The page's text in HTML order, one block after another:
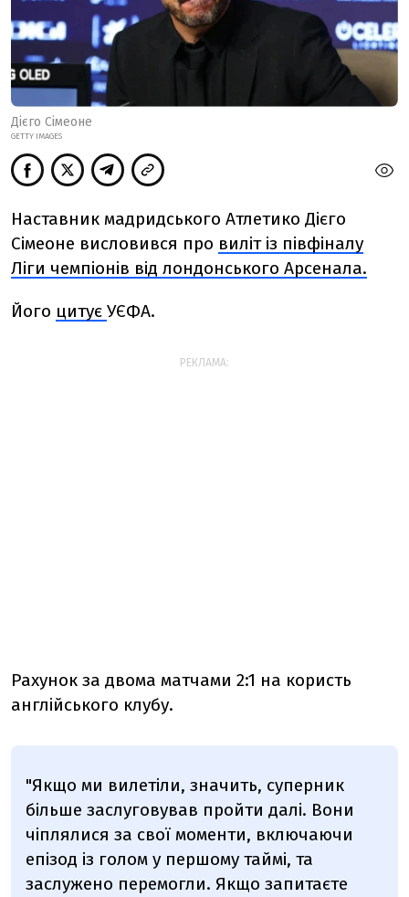
Дієго Сімеоне
GETTY IMAGES
Наставник мадридського Атлетико Дієго
Сімеоне висловився про виліт із півфіналу
Ліги чемпіонів від лондонського Арсенала.
Його цитує УЄФА.
РЕКЛАМА:
Рахунок за двома матчами 2:1 на користь
англійського клубу.
"Якщо ми вилетіли, значить, суперник
більше заслуговував пройти далі. Вони
чіплялися за свої моменти, включаючи
епізод із голом у першому таймі, та
заслужено перемогли. Якщо запитаєте